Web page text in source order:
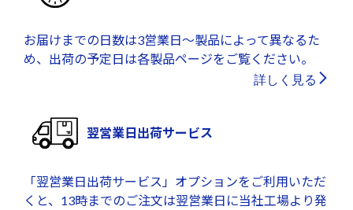
お届けまでの日数は3営業日～製品によって異なるた
め、出荷の予定日は各製品ページをご覧ください。
詳しく見る
翌営業日出荷サービス
「翌営業日出荷サービス」オプションをご利用いただ
くと、13時までのご注文は翌営業日に当社工場より発